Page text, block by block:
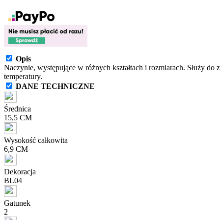
Opis
Naczynie, występujące w różnych kształtach i rozmiarach. Służy
temperatury.
DANE TECHNICZNE
Średnica
15,5 CM
Wysokość całkowita
6,9 CM
Dekoracja
BL04
Gatunek
2